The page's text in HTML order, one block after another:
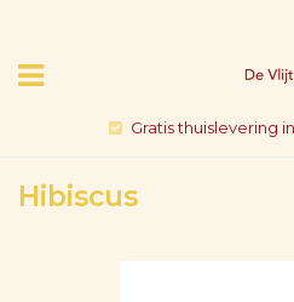
Gratis thuislevering
Hibiscus